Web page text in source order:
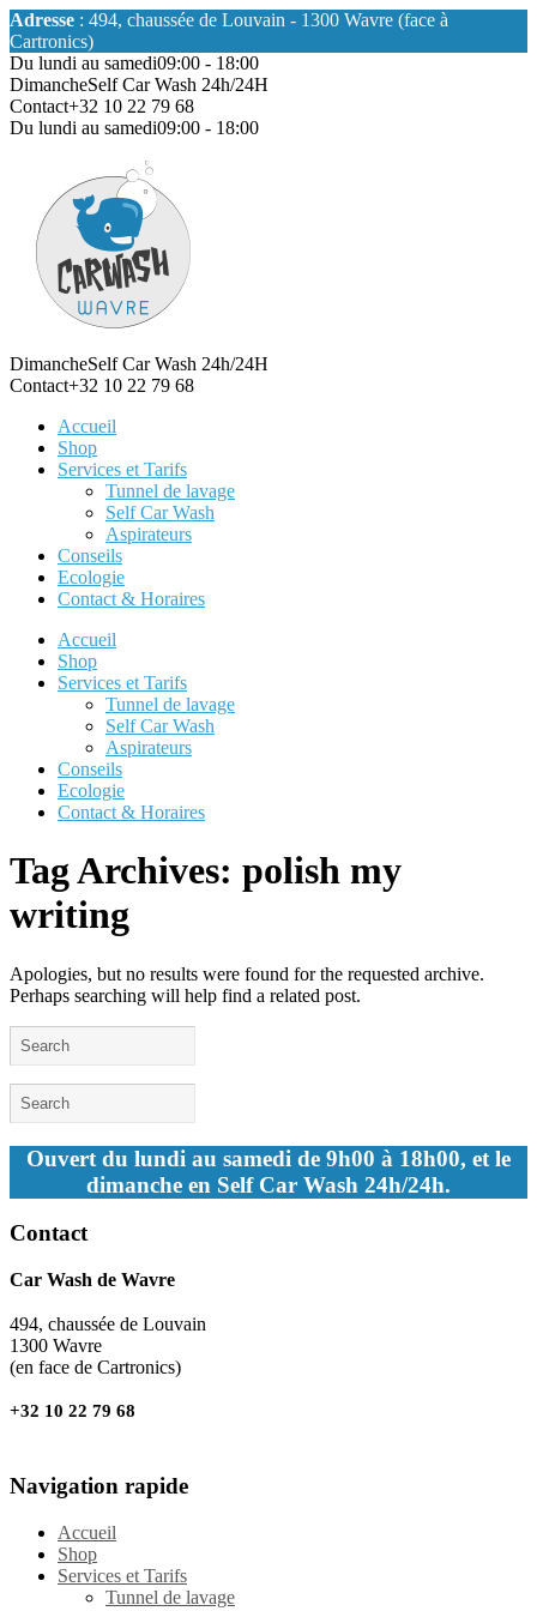
Adresse : 494, chaussée de Louvain - 1300 Wavre (face à
Cartronics)
Du lundi au samedi09:00 - 18:00
DimancheSelf Car Wash 24h/24H
Contact+32 10 22 79 68
Du lundi au samedi09:00 - 18:00
DimancheSelf Car Wash 24h/24H
Contact+32 10 22 79 68
Accueil
Shop
Services et Tarifs
Tunnel de lavage
Self Car Wash
Aspirateurs
Conseils
Ecologie
Contact & Horaires
Accueil
Shop
Services et Tarifs
Tunnel de lavage
Self Car Wash
Aspirateurs
Conseils
Ecologie
Contact & Horaires
Tag Archives: polish my
writing
Apologies, but no results were found for the requested archive.
Perhaps searching will help find a related post.
Ouvert du lundi au samedi de 9h00 à 18h00, et le
dimanche en Self Car Wash 24h/24h.
Contact
Car Wash de Wavre
494, chaussée de Louvain
1300 Wavre
(en face de Cartronics)
+32 10 22 79 68
Navigation rapide
Accueil
Shop
Services et Tarifs
Tunnel de lavage